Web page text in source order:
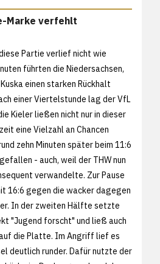
Marke verfehlt
Partie verlief nicht wie
führten die Niedersachsen,
einen starken Rückhalt
einer Viertelstunde lag der VfL
Kieler ließen nicht nur in dieser
eine Vielzahl an Chancen
zehn Minuten später beim 11:6
- auch, weil der THW nun
verwandelte. Zur Pause
16:6 gegen die wacker dagegen
In der zweiten Hälfte setzte
"Jugend forscht" und ließ auch
die Platte. Im Angriff lief es
deutlich runder. Dafür nutzte der